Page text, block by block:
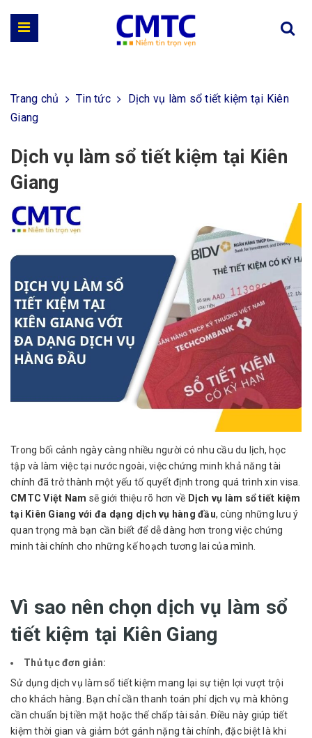
Trang chủ Tin tức
Dịch vụ làm sổ tiết kiệm tại Kiên
Giang
Dịch vụ làm sổ tiết kiệm tại Kiên
Giang
Trong bối cảnh ngày càng nhiều người có nhu cầu du lịch, học
tập và làm việc tại nước ngoài, việc chứng minh khả năng tài
chính đã trở thành một yếu tố quyết định trong quá trình xin visa.
CMTC Việt Nam sẽ giới thiệu rõ hơn về Dịch vụ làm sổ tiết kiệm
tại Kiên Giang với đa dạng dịch vụ hàng đầu, cùng những lưu ý
quan trọng mà bạn cần biết để dễ dàng hơn trong việc chứng
minh tài chính cho những kế hoạch tương lai của mình.
Vì sao nên chọn dịch vụ làm sổ
tiết kiệm tại Kiên Giang
Thủ tục đơn giản:
Sử dụng dịch vụ làm sổ tiết kiệm mang lại sự tiện lợi vượt trội
cho khách hàng. Bạn chỉ cần thanh toán phí dịch vụ mà không
cần chuẩn bị tiền mặt hoặc thế chấp tài sản. Điều này giúp tiết
kiệm thời gian và giảm bớt gánh nặng tài chính, đặc biệt là khi